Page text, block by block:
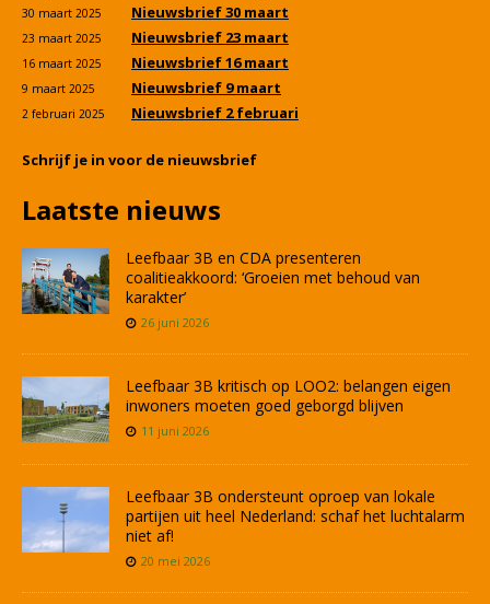
30 maart 2025 Nieuwsbrief 30 maart
23 maart 2025 Nieuwsbrief 23 maart
16 maart 2025 Nieuwsbrief 16 maart
9 maart 2025 Nieuwsbrief 9 maart
2 februari 2025 Nieuwsbrief 2 februari
Schrijf je in voor de nieuwsbrief
Laatste nieuws
Leefbaar 3B en CDA presenteren
coalitieakkoord: ‘Groeien met behoud van
karakter’
26 juni 2026
Leefbaar 3B kritisch op LOO2: belangen eigen
inwoners moeten goed geborgd blijven
11 juni 2026
Leefbaar 3B ondersteunt oproep van lokale
partijen uit heel Nederland: schaf het luchtalarm
niet af!
20 mei 2026